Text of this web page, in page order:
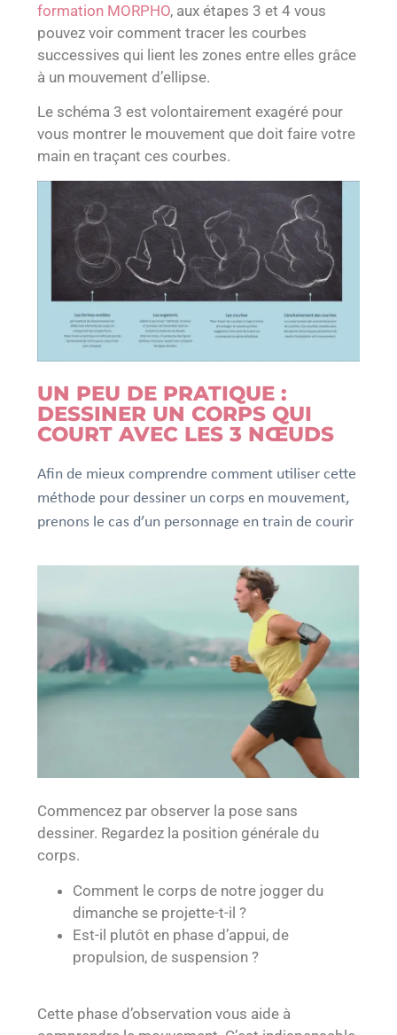
formation MORPHO, aux étapes 3 et 4 vous
pouvez voir comment tracer les courbes
successives qui lient les zones entre elles grâce
à un mouvement d’ellipse.
Le schéma 3 est volontairement exagéré pour
vous montrer le mouvement que doit faire votre
main en traçant ces courbes.
UN PEU DE PRATIQUE :
DESSINER UN CORPS QUI
COURT AVEC LES 3 NŒUDS
Afin de mieux comprendre comment utiliser cette
méthode pour dessiner un corps en mouvement,
prenons le cas d’un personnage en train de courir
Commencez par observer la pose sans
dessiner. Regardez la position générale du
corps.
Comment le corps de notre jogger du
dimanche se projette-t-il ?
Est-il plutôt en phase d’appui, de
propulsion, de suspension ?
Cette phase d’observation vous aide à